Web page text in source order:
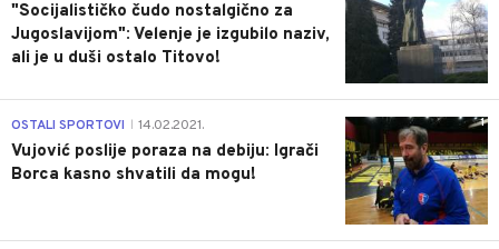
"Socijalističko čudo nostalgično za
Jugoslavijom": Velenje je izgubilo naziv,
ali je u duši ostalo Titovo!
1
OSTALI SPORTOVI 14.02.2021.
Vujović poslije poraza na debiju: Igrači
Borca kasno shvatili da mogu!